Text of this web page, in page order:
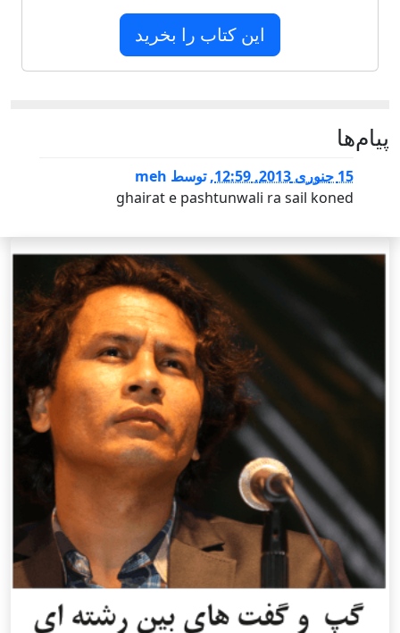
این کتاب را بخرید
پيام‌ها
15 جنوری 2013, 12:59 ,توسط meh
ghairat e pashtunwali ra sail koned